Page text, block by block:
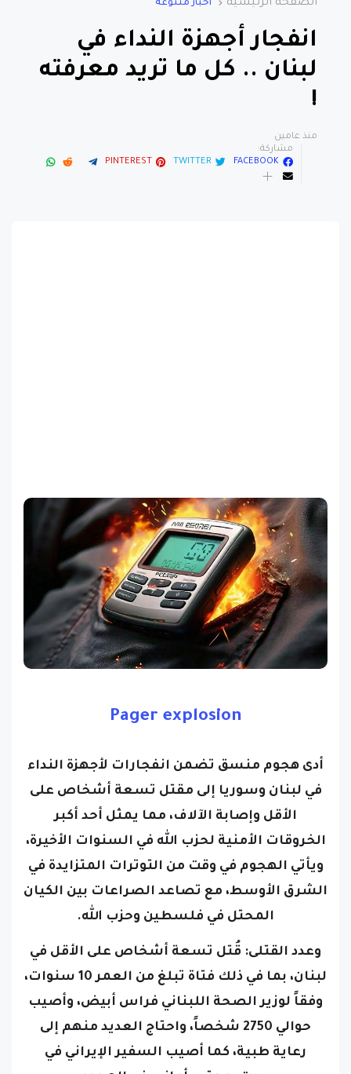
الصفحة الرئيسية اخبار متنوعة
انفجار أجهزة النداء في
لبنان .. كل ما تريد معرفته
!
منذ عامين
مشاركة:
FACEBOOK
TWITTER
PINTEREST
Pager explosion
أدى هجوم منسق تضمن انفجارات لأجهزة النداء
في لبنان وسوريا إلى مقتل تسعة أشخاص على
الأقل وإصابة الآلاف، مما يمثل أحد أكبر
الخروقات الأمنية لحزب الله في السنوات الأخيرة،
ويأتي الهجوم في وقت من التوترات المتزايدة في
الشرق الأوسط، مع تصاعد الصراعات بين الكيان
المحتل في فلسطين وحزب الله.
وعدد القتلى: قُتل تسعة أشخاص على الأقل في
لبنان، بما في ذلك فتاة تبلغ من العمر 10 سنوات،
وفقاً لوزير الصحة اللبناني فراس أبيض، وأصيب
حوالي 2750 شخصاً، واحتاج العديد منهم إلى
رعاية طبية، كما أصيب السفير الإيراني في